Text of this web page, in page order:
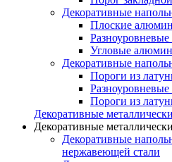
Декоративные
Плоские
Угловые
Декоративные
Пороги из
Пороги из
Декоративные
Декоративные
Декоративные
нержавеющей стали